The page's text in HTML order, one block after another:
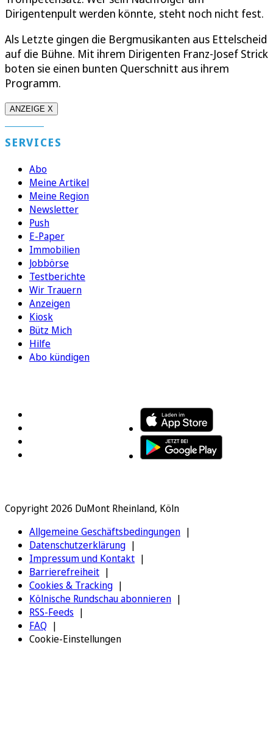
Dirigentenpult werden könnte, steht noch nicht fest.
Als Letzte gingen die Bergmusikanten aus Ettelscheid
auf die Bühne. Mit ihrem Dirigenten Franz-Josef Strick
boten sie einen bunten Querschnitt aus ihrem
Programm.
ANZEIGE X
SERVICES
Abo
Meine Artikel
Meine Region
Newsletter
Push
E-Paper
Immobilien
Jobbörse
Testberichte
Wir Trauern
Anzeigen
Kiosk
Bütz Mich
Hilfe
Abo kündigen
Copyright 2026 DuMont Rheinland, Köln
Allgemeine Geschäftsbedingungen
Datenschutzerklärung
Impressum und Kontakt
Barrierefreiheit
Cookies & Tracking
Kölnische Rundschau abonnieren
RSS-Feeds
FAQ
Cookie-Einstellungen